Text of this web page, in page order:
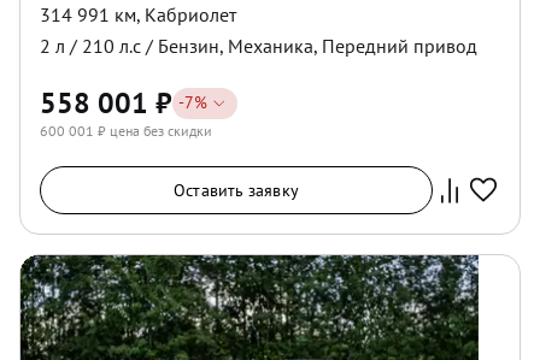
314 991 км, Кабриолет
2 л / 210 л.с / Бензин, Механика, Передний привод
558 001 ₽ -7%
600 001 ₽ цена без скидки
Оставить заявку